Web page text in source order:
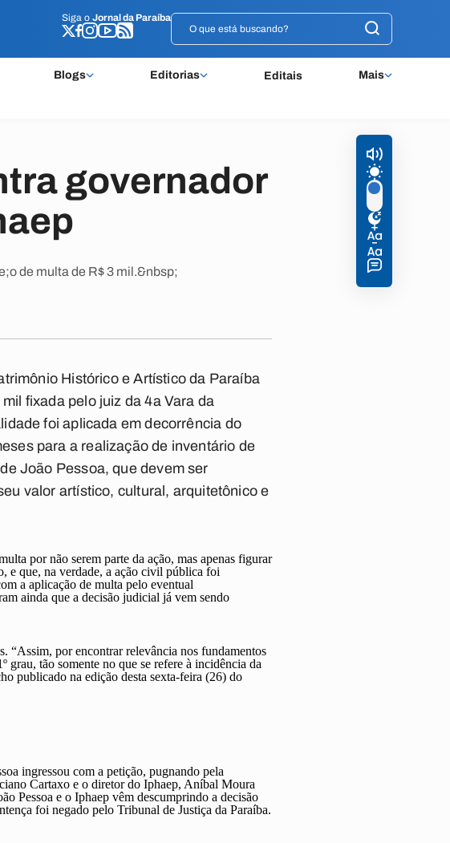
Siga o Jornal da Paraíba
Blogs Editorias Editais Mais
Siga o Jornal da Paraíba
governador
de multa de R$ 3 mil.&nbsp;
Histórico e Artístico da Paraíba
fixada pelo juiz da 4a Vara da
foi aplicada em decorrência do
para a realização de inventário de
João Pessoa, que devem ser
valor artístico, cultural, arquitetônico e
por não serem parte da ação, mas apenas figurar
e que, na verdade, a ação civil pública foi
a aplicação de multa pelo eventual
ainda que a decisão judicial já vem sendo
“Assim, por encontrar relevância nos fundamentos
grau, tão somente no que se refere à incidência da
publicado na edição desta sexta-feira (26) do
ingressou com a petição, pugnando pela
Cartaxo e o diretor do Iphaep, Aníbal Moura
Pessoa e o Iphaep vêm descumprindo a decisão
foi negado pelo Tribunal de Justiça da Paraíba.